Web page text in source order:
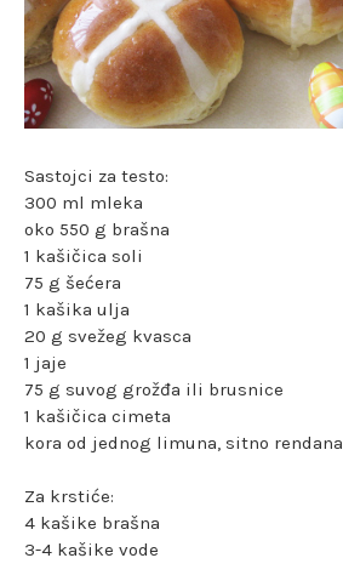
Sastojci za testo:
300 ml mleka
oko 550 g brašna
1 kašičica soli
75 g šećera
1 kašika ulja
20 g svežeg kvasca
1 jaje
75 g suvog grožđa ili brusnice
1 kašičica cimeta
kora od jednog limuna, sitno rendana
Za krstiće:
4 kašike brašna
3-4 kašike vode